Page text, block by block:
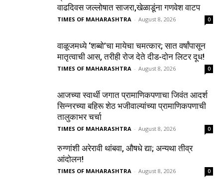
वाढदिवस जल्लोषात साजरा,खेळाडूंना गणवेश वाटप
TIMES OF MAHARASHTRA - August 8, 2026 0
वाळूजमध्ये ‘शब्बो’चा मायेचा चमत्कार; सात वर्षांपासून
मातृत्वाची आस, तरीही रोज देते दीड-दोन लिटर दूध!
TIMES OF MAHARASHTRA - August 8, 2026 0
आजच्या स्वार्थी जगात प्रामाणिकपणाचा जिवंत आदर्श
सिन्नरच्या बहिरू शेठ भजीवाल्यांच्या प्रामाणिकपणाची
तालुकाभर चर्चा
TIMES OF MAHARASHTRA - August 8, 2026 0
रुग्णांशी अरेरावी थांबवा, औषधे द्या; अन्यथा तीव्र
आंदोलन!
TIMES OF MAHARASHTRA - August 8, 2026 0